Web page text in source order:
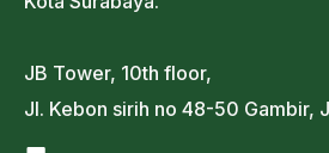
JB Tower, 10th floor,
Jl. Kebon sirih no 48-50 Gambir,